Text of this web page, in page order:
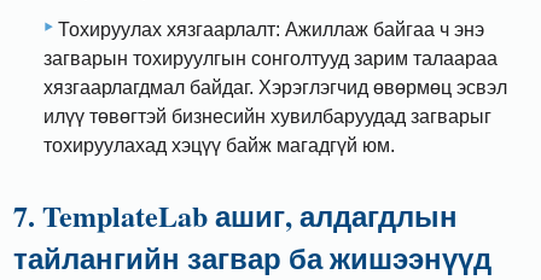
Тохируулах хязгаарлалт: Ажиллаж байгаа ч энэ
загварын тохируулгын сонголтууд зарим талаараа
хязгаарлагдмал байдаг. Хэрэглэгчид өвөрмөц эсвэл
илүү төвөгтэй бизнесийн хувилбаруудад загварыг
тохируулахад хэцүү байж магадгүй юм.
7. TemplateLab ашиг, алдагдлын
тайлангийн загвар ба жишээнүүд